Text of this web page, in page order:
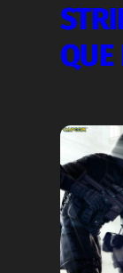
QUE